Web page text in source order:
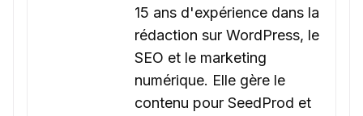
15 ans d'expérience dans la
rédaction sur WordPress, le
SEO et le marketing
numérique. Elle gère le
contenu pour SeedProd et